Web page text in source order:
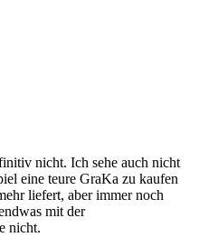
nicht. Ich sehe auch nicht
eine teure GraKa zu kaufen
liefert, aber immer noch
mit der
nicht.